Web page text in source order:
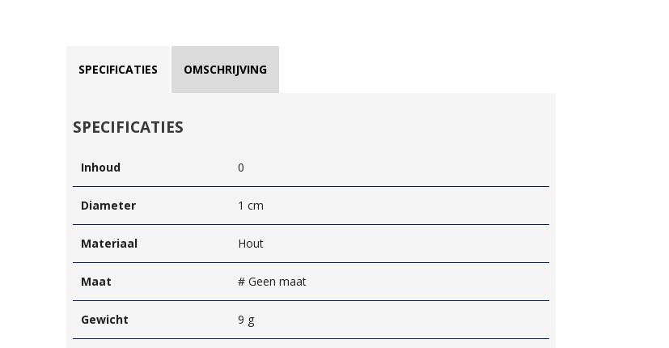
SPECIFICATIES OMSCHRIJVING
SPECIFICATIES
Inhoud 0
Diameter 1 cm
Materiaal Hout
Maat # Geen maat
Gewicht 9 g